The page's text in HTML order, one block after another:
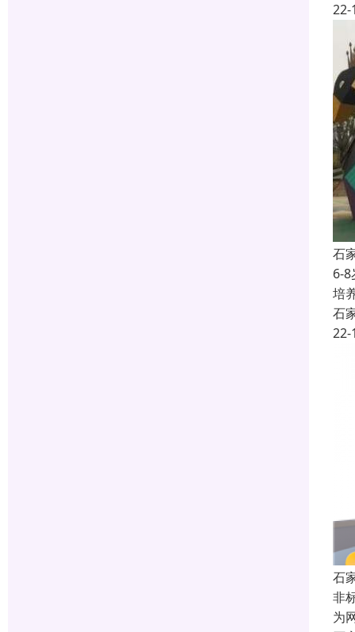
22-
石
6-
培
石
22-
石
非
为